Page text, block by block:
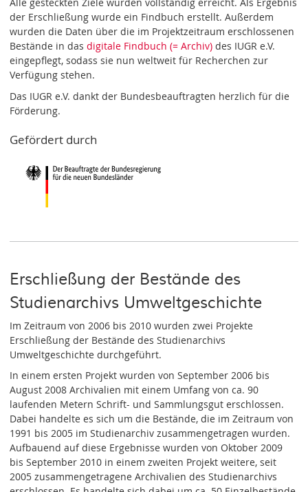
der Erschließung wurde ein Findbuch erstellt. Außerdem
wurden die Daten über die im Projektzeitraum erschlossenen
Bestände in dasdigitale Findbuch (= Archiv) des IUGR e.V.
eingepflegt, sodass sie nun weltweit für Recherchen zur
Verfügung stehen.
Das IUGR e.V. dankt der Bundesbeauftragten herzlich für die
Förderung.
Gefördert durch
Erschließung der Bestände des
Studienarchivs Umweltgeschichte
Im Zeitraum von 2006 bis 2010 wurden zwei Projekte
Erschließung der Bestände des Studienarchivs
Umweltgeschichte durchgeführt.
In einem ersten Projekt wurden von September 2006 bis
August 2008 Archivalien mit einem Umfang von ca. 90
laufenden Metern Schrift- und Sammlungsgut erschlossen.
Dabei handelte es sich um die Bestände, die im Zeitraum von
1991 bis 2005 im Studienarchiv zusammengetragen wurden.
Aufbauend auf diese Ergebnisse wurden von Oktober 2009
bis September 2010 in einem zweiten Projekt weitere, seit
2005 zusammengetragene Archivalien des Studienarchivs